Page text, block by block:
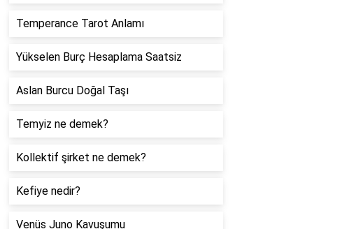
Temperance Tarot Anlamı
Yükselen Burç Hesaplama Saatsiz
Aslan Burcu Doğal Taşı
Temyiz ne demek?
Kollektif şirket ne demek?
Kefiye nedir?
Venüs Juno Kavuşumu